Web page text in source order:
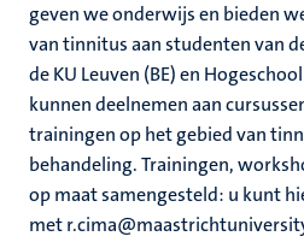
geven we onderwijs en bieden
van tinnitus aan studenten van
de KU Leuven (BE) en
kunnen deelnemen aan
trainingen op het gebied van
behandeling. Trainingen,
op maat samengesteld: u kunt
met